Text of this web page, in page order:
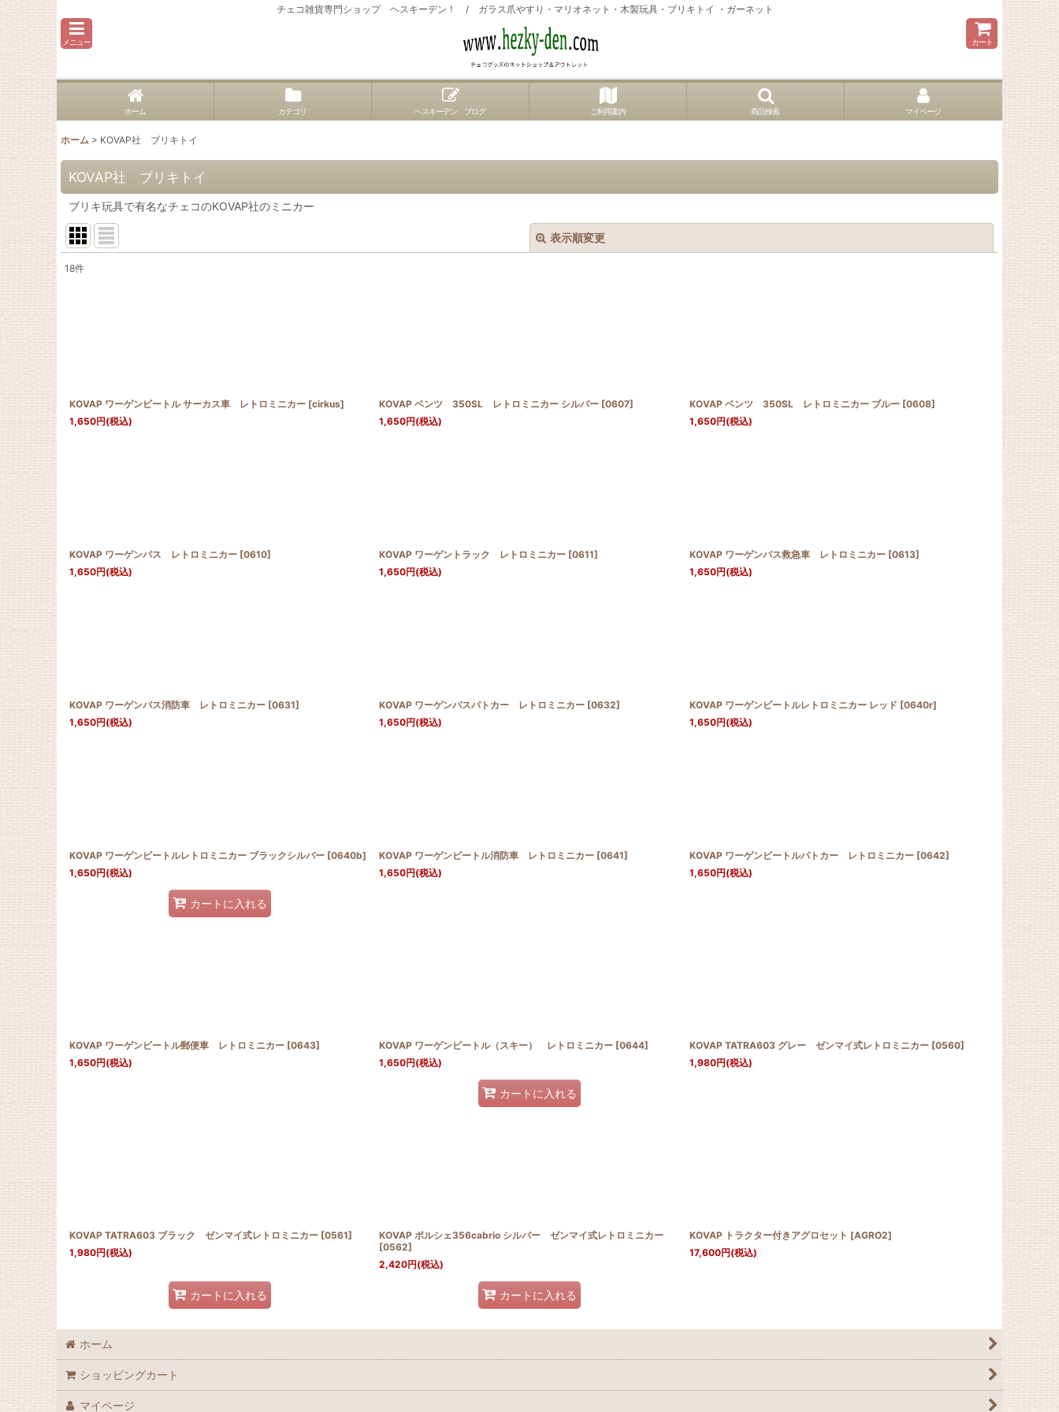
チェコ雑貨専門ショップ ヘスキーデン！ / ガラス爪やすり・マリオネット・木製玩具・ブリキトイ ・ガーネット
メニュー カート
ホーム カテゴリ ヘスキーデン ブログ ご利用案内 商品検索 マイページ
ホーム > KOVAP社 ブリキトイ
KOVAP社 ブリキトイ
ブリキ玩具で有名なチェコのKOVAP社のミニカー
表示順変更
18件
KOVAP ワーゲンビートル サーカス車 レトロミニカー [cirkus]
1,650円(税込)
KOVAP ベンツ 350SL レトロミニカー シルバー [0607]
1,650円(税込)
KOVAP ベンツ 350SL レトロミニカー ブルー [0608]
1,650円(税込)
KOVAP ワーゲンバス レトロミニカー [0610]
1,650円(税込)
KOVAP ワーゲントラック レトロミニカー [0611]
1,650円(税込)
KOVAP ワーゲンバス救急車 レトロミニカー [0613]
1,650円(税込)
KOVAP ワーゲンバス消防車 レトロミニカー [0631]
1,650円(税込)
KOVAP ワーゲンバスパトカー レトロミニカー [0632]
1,650円(税込)
KOVAP ワーゲンビートルレトロミニカー レッド [0640r]
1,650円(税込)
KOVAP ワーゲンビートルレトロミニカー ブラックシルバー [0640b]
1,650円(税込)
カートに入れる
KOVAP ワーゲンビートル消防車 レトロミニカー [0641]
1,650円(税込)
KOVAP ワーゲンビートルパトカー レトロミニカー [0642]
1,650円(税込)
KOVAP ワーゲンビートル郵便車 レトロミニカー [0643]
1,650円(税込)
KOVAP ワーゲンビートル（スキー） レトロミニカー [0644]
1,650円(税込)
カートに入れる
KOVAP TATRA603 グレー ゼンマイ式レトロミニカー [0560]
1,980円(税込)
KOVAP TATRA603 ブラック ゼンマイ式レトロミニカー [0561]
1,980円(税込)
カートに入れる
KOVAP ポルシェ356cabrio シルバー ゼンマイ式レトロミニカー
[0562]
2,420円(税込)
カートに入れる
KOVAP トラクター付きアグロセット [AGRO2]
17,600円(税込)
ホーム
ショッピングカート
マイページ